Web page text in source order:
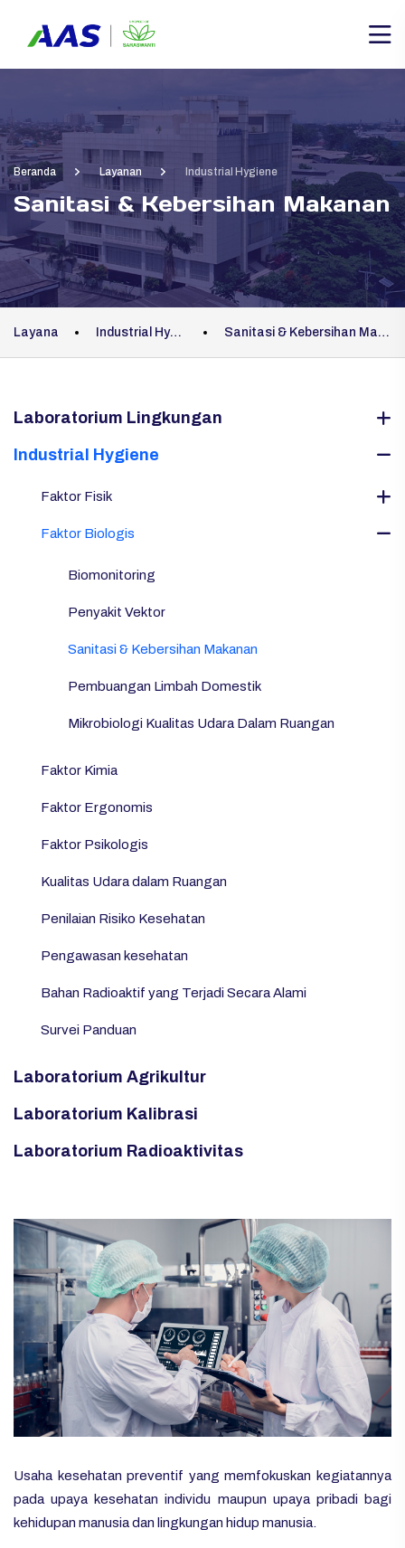
Beranda Layanan Industrial Hygiene
Sanitasi & Kebersihan Makanan
Layanan Industrial Hygiene Sanitasi & Kebersihan Makanan
Laboratorium Lingkungan
Industrial Hygiene
Faktor Fisik
Faktor Biologis
Biomonitoring
Penyakit Vektor
Sanitasi & Kebersihan Makanan
Pembuangan Limbah Domestik
Mikrobiologi Kualitas Udara Dalam Ruangan
Faktor Kimia
Faktor Ergonomis
Faktor Psikologis
Kualitas Udara dalam Ruangan
Penilaian Risiko Kesehatan
Pengawasan kesehatan
Bahan Radioaktif yang Terjadi Secara Alami
Survei Panduan
Laboratorium Agrikultur
Laboratorium Kalibrasi
Laboratorium Radioaktivitas
Usaha kesehatan preventif yang memfokuskan kegiatannya
pada upaya kesehatan individu maupun upaya pribadi bagi
kehidupan manusia dan lingkungan hidup manusia.